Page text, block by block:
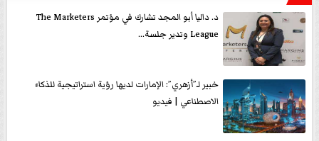
د. داليا أبو المجد تشارك في مؤتمر The Marketers
League وتدير جلسة...
خبير لـ”أزهري”: الإمارات لديها رؤية استراتيجية للذكاء
الاصطناعي | فيديو